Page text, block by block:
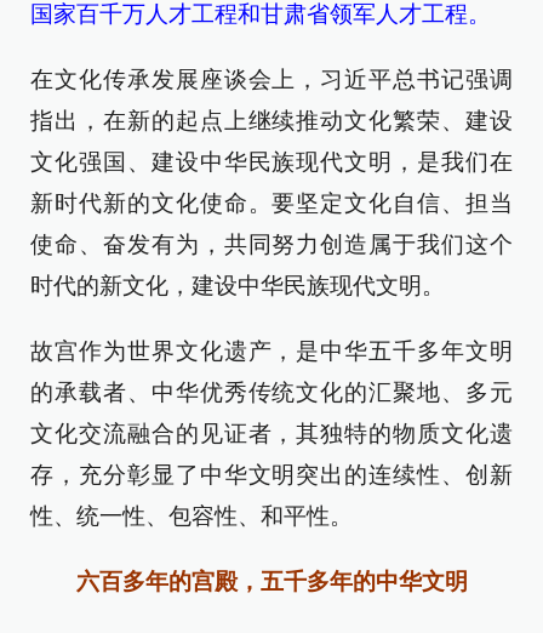
国家百千万人才工程和甘肃省领军人才工程。
在文化传承发展座谈会上，习近平总书记强调
指出，在新的起点上继续推动文化繁荣、建设
文化强国、建设中华民族现代文明，是我们在
新时代新的文化使命。要坚定文化自信、担当
使命、奋发有为，共同努力创造属于我们这个
时代的新文化，建设中华民族现代文明。
故宫作为世界文化遗产，是中华五千多年文明
的承载者、中华优秀传统文化的汇聚地、多元
文化交流融合的见证者，其独特的物质文化遗
存，充分彰显了中华文明突出的连续性、创新
性、统一性、包容性、和平性。
六百多年的宫殿，五千多年的中华文明